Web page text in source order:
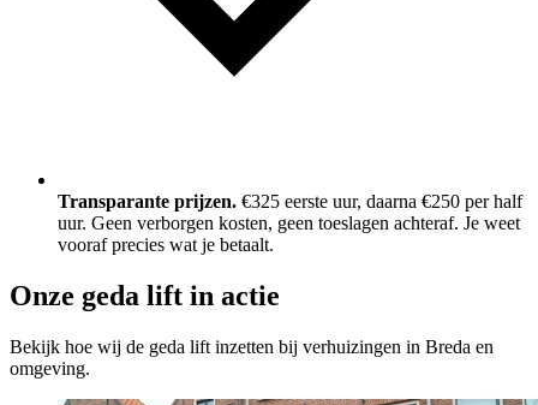
Transparante prijzen. €325 eerste uur, daarna €250 per half
uur. Geen verborgen kosten, geen toeslagen achteraf. Je weet
vooraf precies wat je betaalt.
Onze geda lift in actie
Bekijk hoe wij de geda lift inzetten bij verhuizingen in Breda en
omgeving.